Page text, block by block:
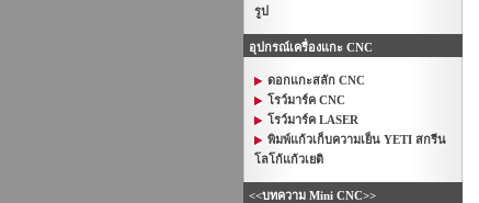
รูป
อุปกรณ์เครื่องแกะ CNC
ดอกแกะสลัก CNC
โรว์มาร์ค CNC
โรว์มาร์ค LASER
พิมพ์แก้วเก็บความเย็น YETI สกรีน
โลโก้แก้วเยติ
<<บทความ Mini CNC>>